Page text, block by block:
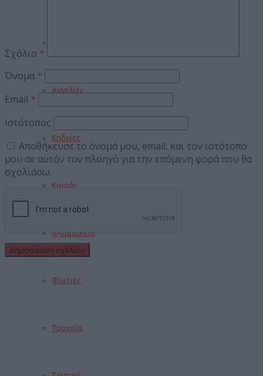
Αγγελίες
Κηδείες
Καιρός
Φαρμακεία
Φωτιές
Τροχαία
Σχόλιο *
Όνομα *
Email *
Ιστότοπος
Αποθήκευσε το όνομά μου, email, και τον ιστότοπο
μου σε αυτόν τον πλοηγό για την επόμενη φορά που θα
σχολιάσω.